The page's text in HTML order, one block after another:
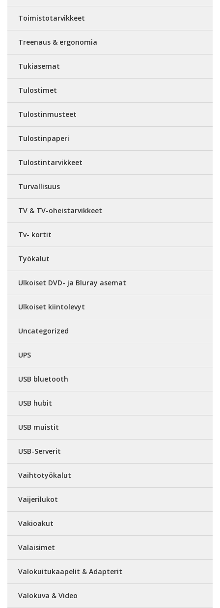
Toimistotarvikkeet
Treenaus & ergonomia
Tukiasemat
Tulostimet
Tulostinmusteet
Tulostinpaperi
Tulostintarvikkeet
Turvallisuus
TV & TV-oheistarvikkeet
Tv- kortit
Työkalut
Ulkoiset DVD- ja Bluray asemat
Ulkoiset kiintolevyt
Uncategorized
UPS
USB bluetooth
USB hubit
USB muistit
USB-Serverit
Vaihtotyökalut
Vaijerilukot
Vakioakut
Valaisimet
Valokuitukaapelit & Adapterit
Valokuva & Video